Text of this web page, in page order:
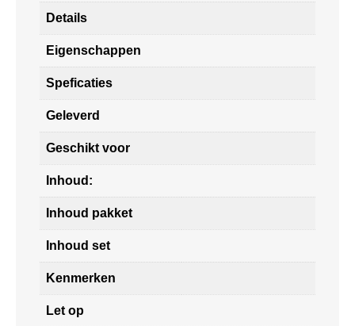
Details
Eigenschappen
Speficaties
Geleverd
Geschikt voor
Inhoud:
Inhoud pakket
Inhoud set
Kenmerken
Let op